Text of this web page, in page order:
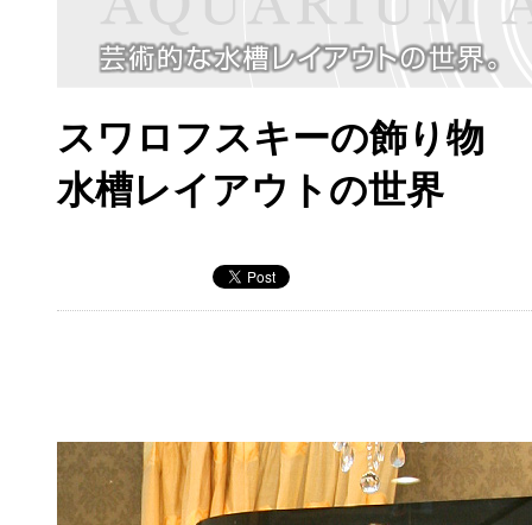
スワロフスキーの飾り物
水槽レイアウトの世界